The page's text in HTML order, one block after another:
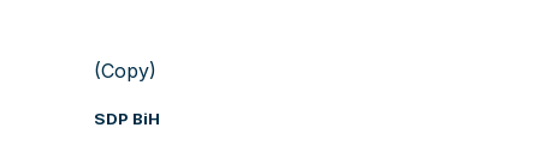
(Copy)
SDP BiH